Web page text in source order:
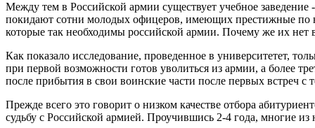
Между тем в Российской армии существует учебное
покидают сотни молодых офицеров, имеющих престижные по
которые так необходимы российской армии. Почему же их нет
Как показало исследование, проведенное в университетет,
при первой возможности готов уволиться из армии, а более
после прибытия в свои воинские части после первых встреч с
Прежде всего это говорит о низком качестве отбора
судьбу с Российской армией. Проучившись 2-4 года, многие